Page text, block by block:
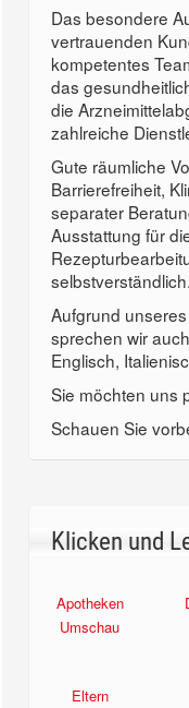
Das besondere
vertrauenden
kompetentes
das
die
zahlreiche
Gute räumliche
Barrierefreiheit,
separater
Ausstattung für
selbstverständlich.
Aufgrund
sprechen wir
Englisch,
Sie möchten uns
Schauen Sie
Klicken und
Apotheken
Umschau
Eltern